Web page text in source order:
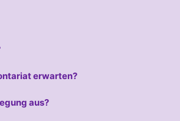
erwarten?
aus?